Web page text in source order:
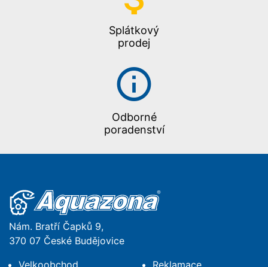
Splátkový
prodej
Odborné
poradenství
Nám. Bratří Čapků 9,
370 07 České Budějovice